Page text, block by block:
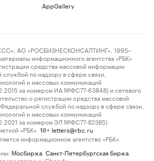
AppGallery
АО «РОСБИЗНЕСКОНСАЛТИНГ», 1995–
информационного агентства «РБК»
средства массовой информации
по надзору в сфере связи,
и массовых коммуникаций
за номером ИА №ФС77-63848) и сетевого
о регистрации средства массовой
службой по надзору в сфере связи,
и массовых коммуникаций
за номером ЭЛ №ФС77-82385)
«РБК».
18+ letters@rbc.ru
информационное агентство «РБК».
Мосбиржа Санкт-Петербургская биржа